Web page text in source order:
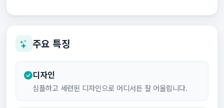
주요 특징
디자인
심플하고 세련된 디자인으로 어디서든 잘 어울립니다.